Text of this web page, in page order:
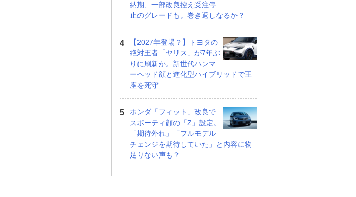
納期、一部改良控え受注停
止のグレードも。巻き返しなるか？
【2027年登場？】トヨタの
絶対王者「ヤリス」が7年ぶ
りに刷新か。新世代ハンマ
ーヘッド顔と進化型ハイブリッドで王
座を死守
ホンダ「フィット」改良で
スポーティ顔の「Z」設定。
「期待外れ」「フルモデル
チェンジを期待していた」と内容に物
足りない声も？